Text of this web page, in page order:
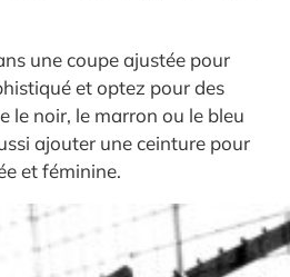
une coupe ajustée pour
et optez pour des
le noir, le marron ou le bleu
ajouter une ceinture pour
et féminine.